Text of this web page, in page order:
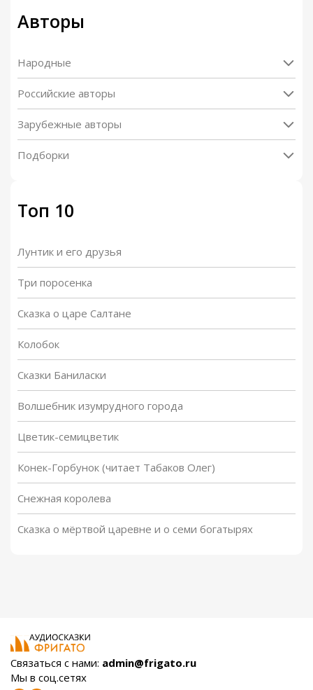
Авторы
Народные
Российские авторы
Зарубежные авторы
Подборки
Топ 10
Лунтик и его друзья
Три поросенка
Сказка о царе Салтане
Колобок
Сказки Баниласки
Волшебник изумрудного города
Цветик-семицветик
Конек-Горбунок (читает Табаков Олег)
Снежная королева
Сказка о мёртвой царевне и о семи богатырях
Связаться с нами: admin@frigato.ru
Мы в соц.сетях